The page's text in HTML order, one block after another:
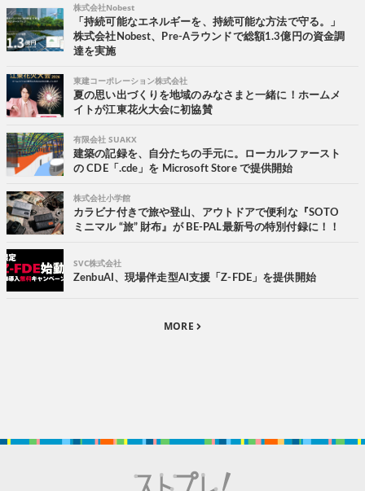
株式会社Nobest
「持続可能なエネルギーを、持続可能な方法で守る。」
株式会社Nobest、Pre-Aラウンドで総額1.3億円の資金調
達を実施
東建コーポレーション株式会社
夏の思い出づくりを地域のみなさまと一緒に！ホームメ
イトが江東花火大会に初協賛
有限会社 SUAKX
建築の記録を、自分たちの手元に。ローカルファースト
の CDE「.cde」を Microsoft Store で提供開始
株式会社小学館
カラビナ付きで旅や登山、アウトドアで便利な『SOTO
ミニマル “旅” 財布』が BE-PAL最新号の特別付録に！！
SVC株式会社
ZenbuAI、現場伴走型AI支援「Z-FDE」を提供開始
MORE